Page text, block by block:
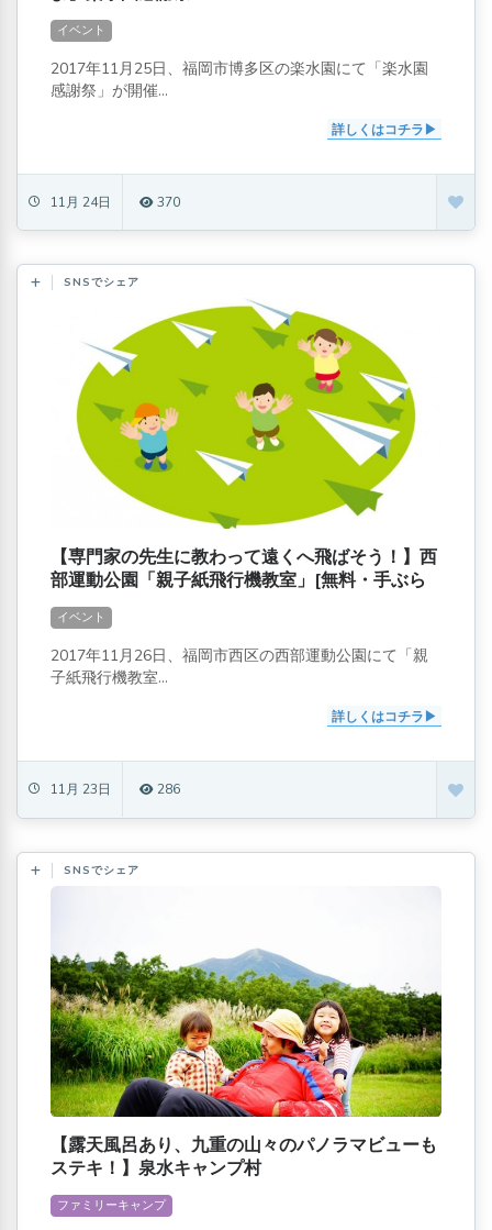
イベント
2017年11月25日、福岡市博多区の楽水園にて「楽水園
感謝祭」が開催...
詳しくはコチラ
11月 24日 370
SNSでシェア
【専門家の先生に教わって遠くへ飛ばそう！】西
部運動公園「親子紙飛行機教室」[無料・手ぶら
でOK]
イベント
2017年11月26日、福岡市西区の西部運動公園にて「親
子紙飛行機教室...
詳しくはコチラ
11月 23日 286
SNSでシェア
【露天風呂あり、九重の山々のパノラマビューも
ステキ！】泉水キャンプ村
ファミリーキャンプ